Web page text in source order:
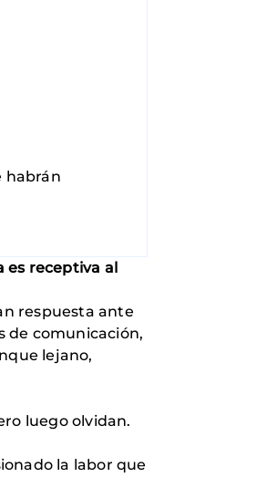
habrán
es receptiva al
respuesta ante
de comunicación,
lejano,
luego olvidan.
la labor que